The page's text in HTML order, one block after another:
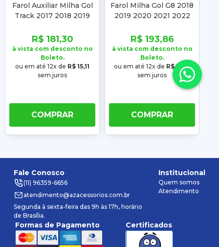
Farol Auxiliar Milha Gol
Track 2017 2018 2019
2018 2019 2020 2021
2022
R$ 181,30
à vista com desconto no
Boleto.
ou em até 12x de R$ 15,11
sem juros
COMPRAR
Farol Milha Gol G8 2018
2019 2020 2021 2022
2019 2020 2021 2022
R$ 193,86
à vista com desconto no
Boleto.
ou em até 12x de R$ 16,16
sem juros
COMPRAR
Fale Conosco
(11) 96359-6656
atendimento@azacessorios.com.br
Segunda à sexta-feira das 9h às 17h, horário
de Brasília.
Institucional
Quem somos
Atendimento
Formas de Pagamento Certificados